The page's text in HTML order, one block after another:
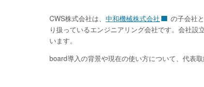
CWS株式会社は、 中和機械株式会社
の子会社
り扱っているエンジニアリング会社です。会社
います。
board導入の背景や現在の使い方について、代表